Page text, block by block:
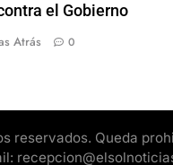
el Gobierno
Atrás 0
reservados. Queda